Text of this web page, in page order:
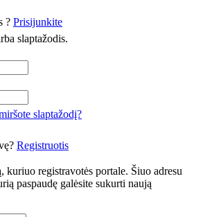
? Prisijunkite
slaptažodis.
slaptažodį?
Registruotis
kuriuo registravotės portale. Šiuo adresu
paspaudę galėsite sukurti naują